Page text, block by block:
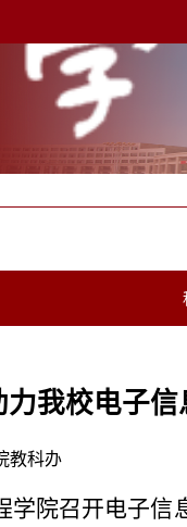
我校电子
教科办
学院召开电子信